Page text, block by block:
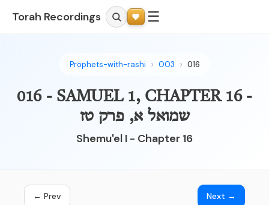
Torah Recordings ☰
Prophets-with-rashi 003 016
016 - SAMUEL 1, CHAPTER 16 -
שמואל א, פרק טז
Shemu'el I - Chapter 16
← Prev Next →